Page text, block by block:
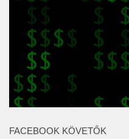
FACEBOOK KÖVETŐK